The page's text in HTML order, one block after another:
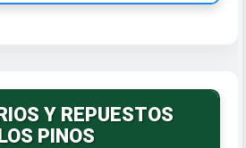
Y REPUESTOS
PINOS